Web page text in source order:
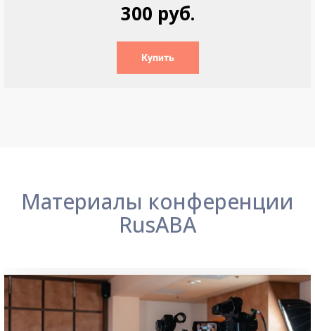
300 руб.
Купить
Материалы конференции
RusABA